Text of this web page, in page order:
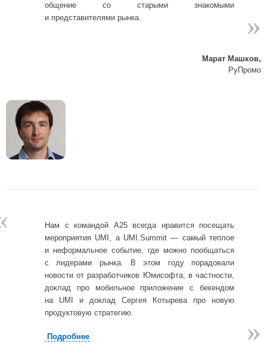
общение со старыми знакомыми
и представителями рынка.
»
»
Марат Машков,
РуПромо
Нам с командой А25 всегда нравится посещать
мероприятия UMI, а UMI.Summit — самый теплое
и неформальное событие, где можно пообщаться
с лидерами рынка. В этом году порадовали
новости от разработчиков Юмисофта, в частности,
доклад про мобильное приложение с бекендом
на UMI и доклад Сергея Котырева про новую
продуктовую стратегию.
Подробнее »
»